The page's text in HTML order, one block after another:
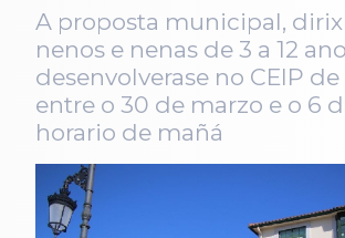
A proposta municipal,
nenos e nenas de 3 a 12
desenvolverase no CEIP de
entre o 30 de marzo e o 6
horario de mañá